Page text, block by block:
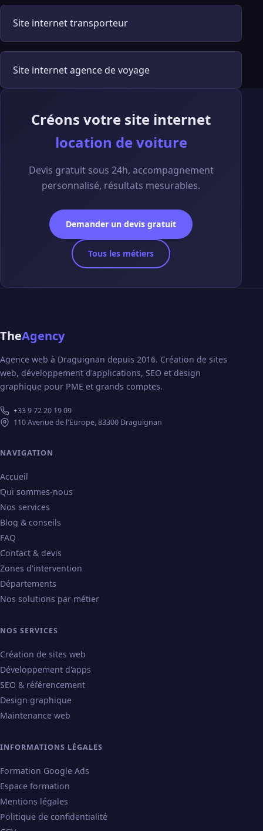
Site internet transporteur
Site internet agence de voyage
Créons votre site internet
location de voiture
Devis gratuit sous 24h, accompagnement
personnalisé, résultats mesurables.
Demander un devis gratuit
Tous les métiers
TheAgency
Agence web à Draguignan depuis 2016. Création de sites
web, développement d'applications, SEO et design
graphique pour PME et grands comptes.
+33 9 72 20 19 09
110 Avenue de l'Europe, 83300 Draguignan
NAVIGATION
Accueil
Qui sommes-nous
Nos services
Blog & conseils
FAQ
Contact & devis
Zones d'intervention
Départements
Nos solutions par métier
NOS SERVICES
Création de sites web
Développement d'apps
SEO & référencement
Design graphique
Maintenance web
INFORMATIONS LÉGALES
Formation Google Ads
Espace formation
Mentions légales
Politique de confidentialité